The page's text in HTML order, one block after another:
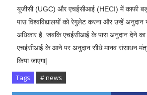
यूजीसी (UGC) और एचईसीआई (HECI) में काफी
पास विश्वविद्यालयों को रेगुलेट करना और उन्हें अनुदान
अधिकार है. जबकि एचईसीआई के पास अनुदान देने का
एचईसीआई के आने पर अनुदान सीधे मानव संसाधन
किया जाएगा|
Tags # news